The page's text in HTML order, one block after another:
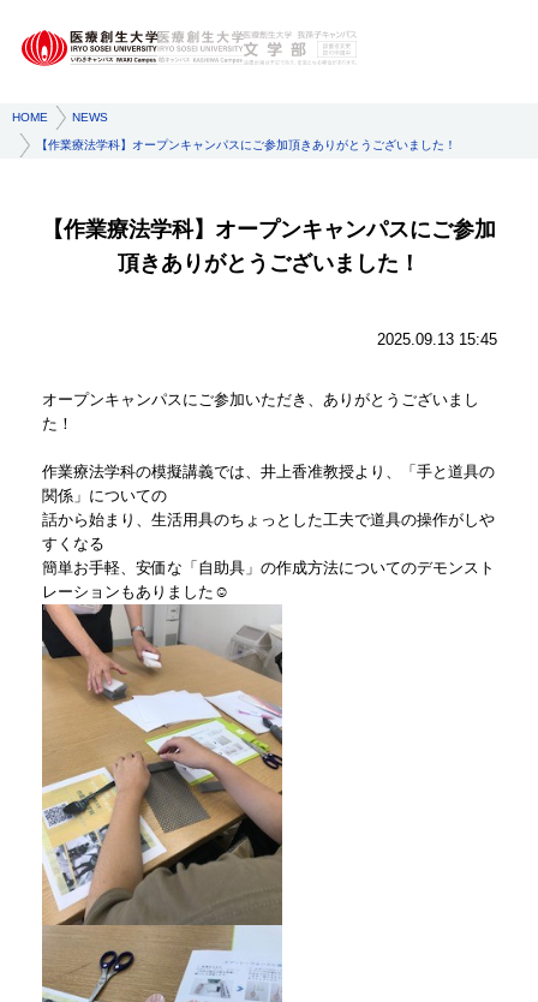
HOME NEWS
【作業療法学科】オープンキャンパスにご参加頂きありがとうございました！
【作業療法学科】オープンキャンパスにご参加
頂きありがとうございました！
2025.09.13 15:45
​​​オープンキャンパスにご参加いただき、ありがとうございまし
た！
作業療法学科の模擬講義では、井上香准教授より、「手と道具の
関係」についての
話から始まり、生活用具のちょっとした工夫で道具の操作がしや
すくなる
簡単お手軽、安価な「自助具」の作成方法についてのデモンスト
レーションもありました☺